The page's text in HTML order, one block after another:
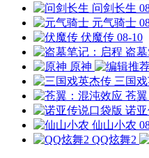
问剑长生
元气骑士
伏魔传 08-10
盗
原神
三国
苍
诺
仙山小农
QQ炫舞2